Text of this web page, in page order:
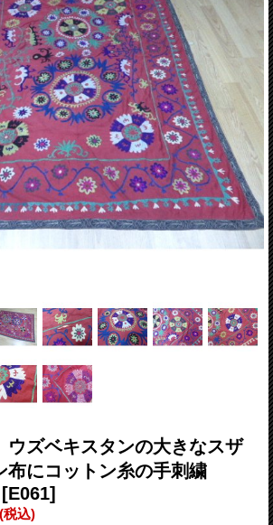
ズベキスタンの大きなスザ
にコットン糸の手刺繍
[E061]
(税込)